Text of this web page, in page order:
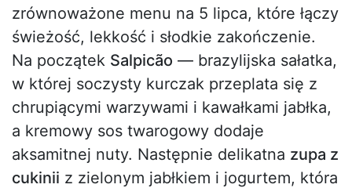
zrównoważone menu na 5 lipca, które łączy
świeżość, lekkość i słodkie zakończenie.
Na początek Salpicão — brazylijska sałatka,
w której soczysty kurczak przeplata się z
chrupiącymi warzywami i kawałkami jabłka,
a kremowy sos twarogowy dodaje
aksamitnej nuty. Następnie delikatna zupa z
cukinii z zielonym jabłkiem i jogurtem, która